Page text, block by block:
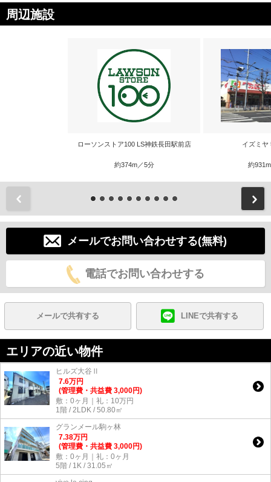
周辺施設
ローソンストア100 LS神鉄長田駅前店
約374m／5分
イズミヤ
約
メールでお問い合わせする(無料)
電話でお問い合わせする
メールで共有する LINEで共有する
エリアの近い物件
ヒルズ大谷Ⅱ
7.6万円
(管理費・共益費 3,000円)
敷：0ヶ月｜礼：10万円
1階 / 2LDK / 50.80㎡
グランメール駒ヶ林
7.38万円
(管理費・共益費 3,000円)
敷：0ヶ月｜礼：0ヶ月
5階 / 1K / 31.05㎡